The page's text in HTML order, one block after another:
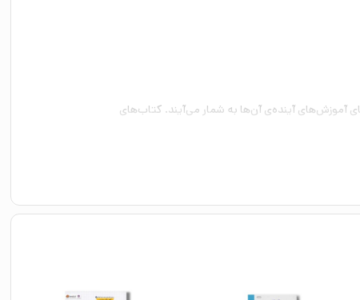
آموزش‌های آینده‌ی آن‌ها به شمار می‌آیند. کتاب‌های